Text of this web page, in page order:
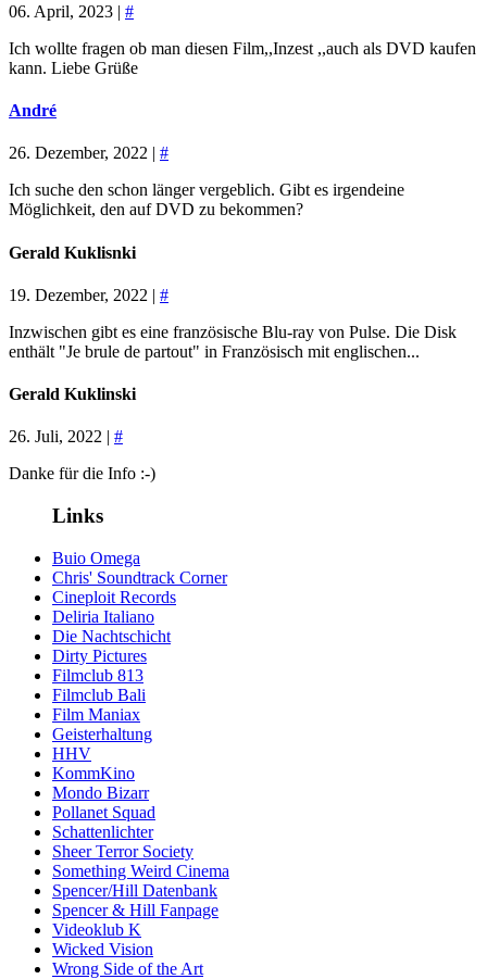
06. April, 2023 | #
Ich wollte fragen ob man diesen Film,,Inzest ,,auch als DVD kaufen
kann. Liebe Grüße
André
26. Dezember, 2022 | #
Ich suche den schon länger vergeblich. Gibt es irgendeine
Möglichkeit, den auf DVD zu bekommen?
Gerald Kuklisnki
19. Dezember, 2022 | #
Inzwischen gibt es eine französische Blu-ray von Pulse. Die Disk
enthält "Je brule de partout" in Französisch mit englischen...
Gerald Kuklinski
26. Juli, 2022 | #
Danke für die Info :-)
Links
Buio Omega
Chris' Soundtrack Corner
Cineploit Records
Deliria Italiano
Die Nachtschicht
Dirty Pictures
Filmclub 813
Filmclub Bali
Film Maniax
Geisterhaltung
HHV
KommKino
Mondo Bizarr
Pollanet Squad
Schattenlichter
Sheer Terror Society
Something Weird Cinema
Spencer/Hill Datenbank
Spencer & Hill Fanpage
Videoklub K
Wicked Vision
Wrong Side of the Art